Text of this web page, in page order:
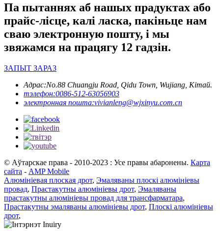
Па пытаннях аб нашых прадуктах або
прайс-лісце, калі ласка, пакіньце нам
сваю электронную пошту, і мы
звяжамся на працягу 12 гадзін.
ЗАПЫТ ЗАРАЗ
Адрас:No.88 Chuangju Road, Qidu Town, Wujiang, Кітай.
тэлефон:0086-512-63056903
электронная пошта:vivianleng@wjxinyu.com.cn
© Аўтарскае права - 2010-2023 : Усе правы абаронены. Карта
сайта - AMP Mobile
Алюмініевая плоская дрот, Эмаляваны плоскі алюмініевы
провад, Прастакутны алюмініевы дрот, Эмаляваны
прастакутны алюмініевы провад для трансфарматара,
Прастакутны эмаляваны алюмініевы дрот, Плоскі алюмініевы
дрот,